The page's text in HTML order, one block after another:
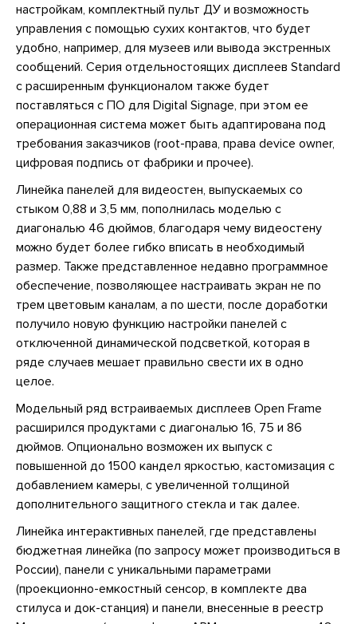
настройкам, комплектный пульт ДУ и возможность
управления с помощью сухих контактов, что будет
удобно, например, для музеев или вывода экстренных
сообщений. Серия отдельностоящих дисплеев Standard
с расширенным функционалом также будет
поставляться с ПО для Digital Signage, при этом ее
операционная система может быть адаптирована под
требования заказчиков (root-права, права device owner,
цифровая подпись от фабрики и прочее).
Линейка панелей для видеостен, выпускаемых со
стыком 0,88 и 3,5 мм, пополнилась моделью с
диагональю 46 дюймов, благодаря чему видеостену
можно будет более гибко вписать в необходимый
размер. Также представленное недавно программное
обеспечение, позволяющее настраивать экран не по
трем цветовым каналам, а по шести, после доработки
получило новую функцию настройки панелей с
отключенной динамической подсветкой, которая в
ряде случаев мешает правильно свести их в одно
целое.
Модельный ряд встраиваемых дисплеев Open Frame
расширился продуктами с диагональю 16, 75 и 86
дюймов. Опционально возможен их выпуск с
повышенной до 1500 кандел яркостью, кастомизация с
добавлением камеры, с увеличенной толщиной
дополнительного защитного стекла и так далее.
Линейка интерактивных панелей, где представлены
бюджетная линейка (по запросу может производиться в
России), панели с уникальными параметрами
(проекционно-емкостный сенсор, в комплекте два
стилуса и док-станция) и панели, внесенные в реестр